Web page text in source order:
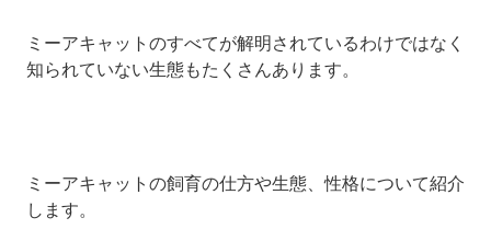
ミーアキャットのすべてが解明されているわけではなく
知られていない生態もたくさんあります。
ミーアキャットの飼育の仕方や生態、性格について紹介
します。